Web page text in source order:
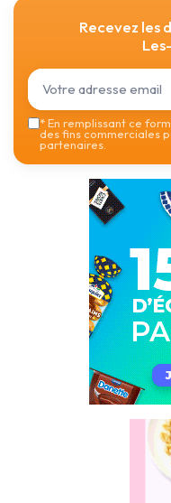
Recevez les
*En remplissant ce
des fins commerciales
partenaires.